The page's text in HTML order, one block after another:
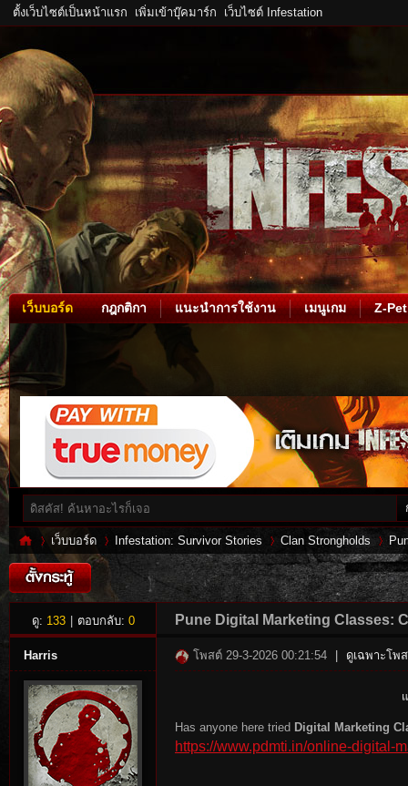
ตั้งเว็บไซต์เป็นหน้าแรก เพิ่มเข้าบุ๊คมาร์ก เว็บไซต์ Infestation
เว็บบอร์ด กฎกติกา แนะนำการใช้งาน เมนูเกม Z-Pet
»
เว็บบอร์ด
›
Infestation: Survivor Stories
›
Clan Strongholds
›
ดู: 133 ตอบกลับ: 0 Pune Digital Marketing Classes:
Harris โพสต์ 29-3-2026 00:21:54 ดูเฉพาะโพ
Has anyone here tried Digital Marketing
https://www.pdmti.in/online-digital-